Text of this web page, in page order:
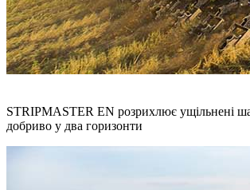
STRIPMASTER EN розрихлює ущільнені
добриво у два горизонти